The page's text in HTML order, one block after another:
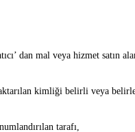
dan mal veya hizmet satın
aktarılan kimliği belirli veya
tarafı,